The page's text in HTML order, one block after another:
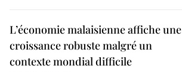
L’économie malaisienne affiche une
croissance robuste malgré un
contexte mondial difficile